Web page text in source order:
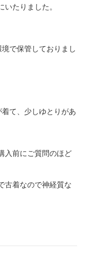
たりました。
で保管しておりまし
て、少しゆとりがあ
入前にご質問のほど
古着なので神経質な